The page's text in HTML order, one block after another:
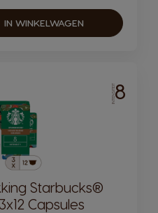
IN WINKELWAGEN
INTENSITEIT8
Starbucks®
Capsules